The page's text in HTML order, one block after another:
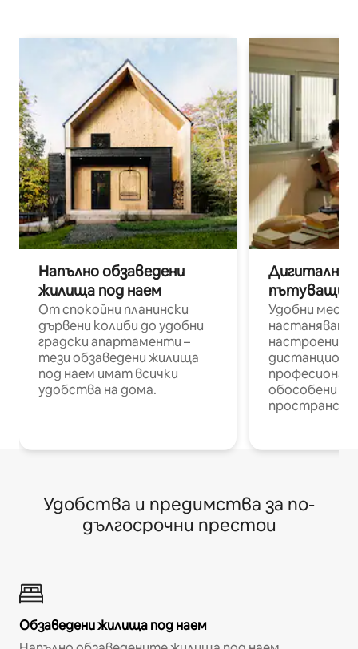
Напълно обзаведени
жилища под наем
От спокойни планински
дървени колиби до удобни
градски апартаменти –
тези обзаведени жилища
под наем имат всички
удобства на дома.
Дигитални
пътуващи
Удобни
настаняване
настроени и
обособени
Удобства и предимства за по-
дългосрочни престои
Обзаведени жилища под наем